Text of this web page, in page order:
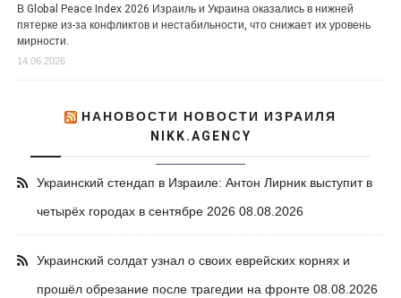
В Global Peace Index 2026 Израиль и Украина оказались в нижней
пятерке из-за конфликтов и нестабильности, что снижает их уровень
мирности.
14.06.2026
НАНОВОСТИ НОВОСТИ ИЗРАИЛЯ
NIKK.AGENCY
Украинский стендап в Израиле: Антон Лирник выступит в
четырёх городах в сентябре 2026 08.08.2026
Украинский солдат узнал о своих еврейских корнях и
прошёл обрезание после трагедии на фронте 08.08.2026